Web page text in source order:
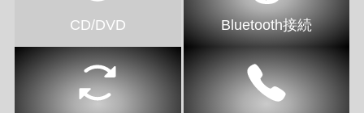
CD/DVD Bluetooth接続